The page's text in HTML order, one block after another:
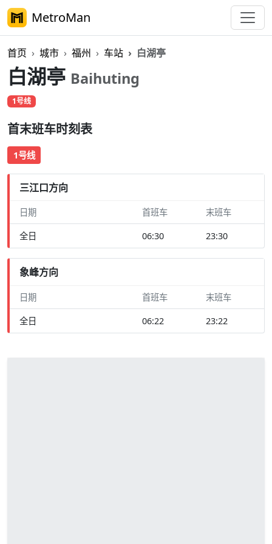
MetroMan
首页 城市 福州 车站 白湖亭
白湖亭 Baihuting
1号线
首末班车时刻表
1号线
三江口方向
日期 首班车 末班车
全日 06:30 23:30
象峰方向
日期 首班车 末班车
全日 06:22 23:22